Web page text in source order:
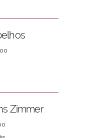
Zimmer